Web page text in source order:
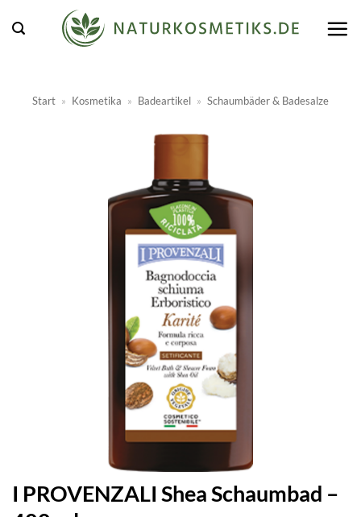
Inhalt
Start » Kosmetika » Badeartikel » Schaumbäder & Badesalze
I PROVENZALI Shea Schaumbad –